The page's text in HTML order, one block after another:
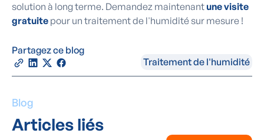
solution à long terme. Demandez maintenant une visite
gratuite pour un traitement de l'humidité sur mesure !
Partagez ce blog
Traitement de l'humidité
Blog
Articles liés